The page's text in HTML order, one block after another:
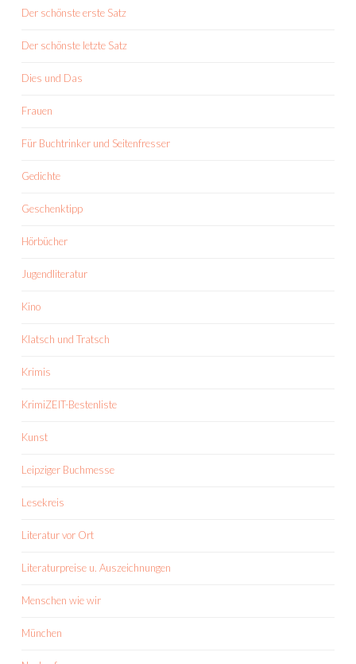
Der schönste erste Satz
Der schönste letzte Satz
Dies und Das
Frauen
Für Buchtrinker und Seitenfresser
Gedichte
Geschenktipp
Hörbücher
Jugendliteratur
Kino
Klatsch und Tratsch
Krimis
KrimiZEIT-Bestenliste
Kunst
Leipziger Buchmesse
Lesekreis
Literatur vor Ort
Literaturpreise u. Auszeichnungen
Menschen wie wir
München